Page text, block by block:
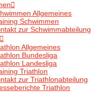
Allgemeines
Schwimmen
zur Schwimmabteilung
Allgemeines
Bundesliga
Landesliga
Triathlon
zur Triathlonabteilung
Triathlon